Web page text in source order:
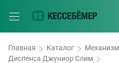
Главная Каталог
Диспенса Джуниор Слим